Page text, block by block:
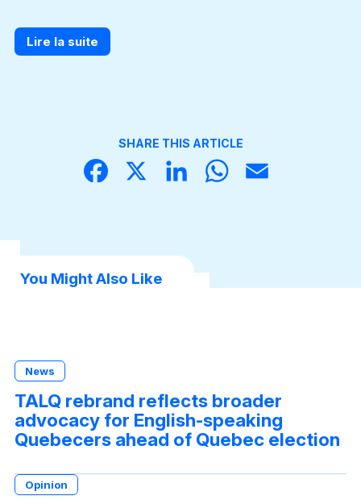
Lire la suite
SHARE THIS ARTICLE
Face
X
Linke
What
You Might Also Like
News
TALQ rebrand reflects broader
advocacy for English-speaking
Quebecers ahead of Quebec election
Opinion